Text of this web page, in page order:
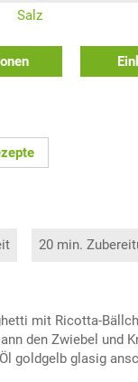
Salz
20 min.
mit Ricotta-
den Zwiebel und
goldgelb glasig